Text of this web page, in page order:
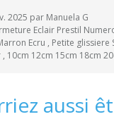
2025 par Manuela G
Eclair Prestil
Ecru , Petite glissiere
10cm 12cm 15cm 18cm
aussi